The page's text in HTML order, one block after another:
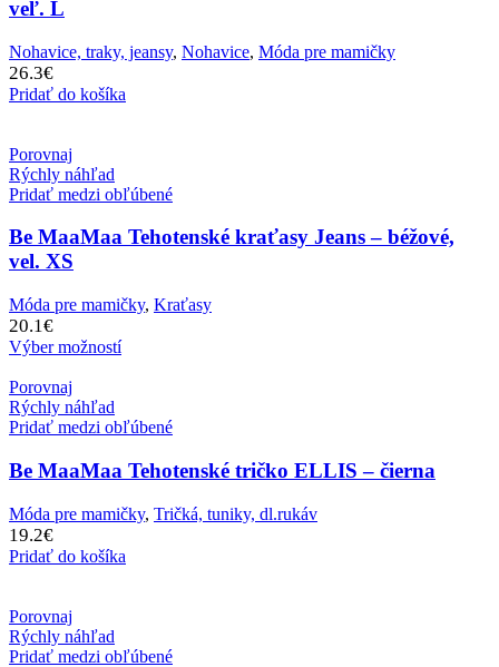
veľ. L
Nohavice, traky, jeansy, Nohavice, Móda pre mamičky
26.3€
Pridať do košíka
Porovnaj
Rýchly náhľad
Pridať medzi obľúbené
Be MaaMaa Tehotenské kraťasy Jeans – béžové,
vel. XS
Móda pre mamičky, Kraťasy
20.1€
Výber možností
Porovnaj
Rýchly náhľad
Pridať medzi obľúbené
Be MaaMaa Tehotenské tričko ELLIS – čierna
Móda pre mamičky, Tričká, tuniky, dl.rukáv
19.2€
Pridať do košíka
Porovnaj
Rýchly náhľad
Pridať medzi obľúbené